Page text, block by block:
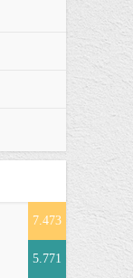
7.473
5.771